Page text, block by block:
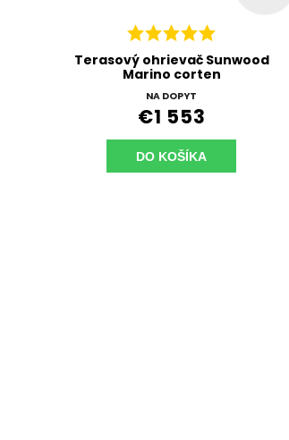
Terasový ohrievač Sunwood
Marino corten
NA DOPYT
€1 553
DO KOŠÍKA